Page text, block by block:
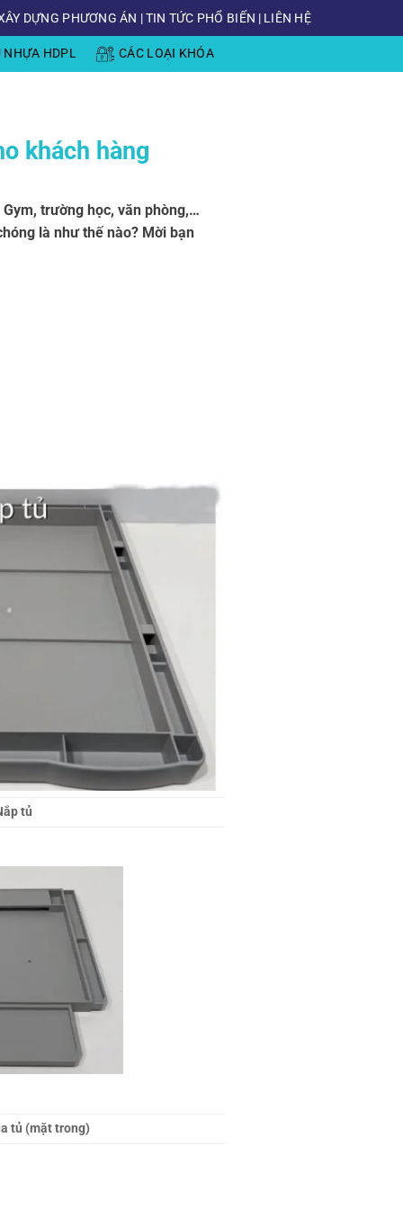
DỰNG PHƯƠNG ÁN |TIN TỨC PHỔ BIẾN | LIÊN HỆ
NHỰA HDPL CÁC LOẠI KHÓA
khách hàng
trường học, văn phòng,…
là như thế nào? Mời bạn
tủ
tủ (mặt trong)